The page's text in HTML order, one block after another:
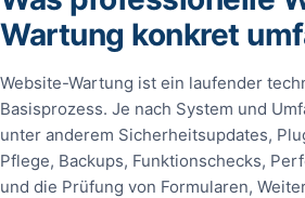
Wartung konkret
Website-Wartung ist ein laufender
Basisprozess. Je nach System und
unter anderem Sicherheitsupdates,
Pflege, Backups, Funktionschecks,
und die Prüfung von Formularen,